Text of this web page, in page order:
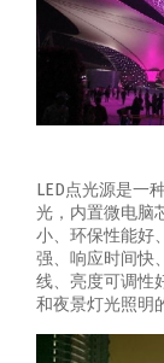
LED点光源是一
光，内置微电脑
小、环保性能好
强、响应时间快
线、亮度可调性
和夜景灯光照明